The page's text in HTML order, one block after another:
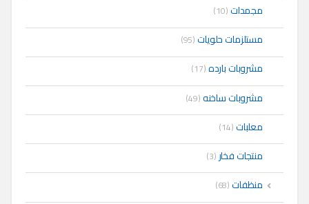
مجمدات(10)
مستلزمات حلويات(95)
مشروبات بارده(17)
مشروبات ساخنه(49)
معلبات(14)
منتجات فخار (3)
منظفات(68)